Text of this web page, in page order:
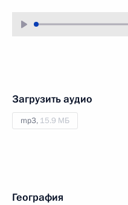
Загрузить аудио
mp3, 15.9 МБ
География